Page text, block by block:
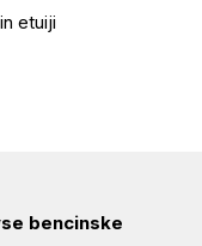
etuiji
bencinske